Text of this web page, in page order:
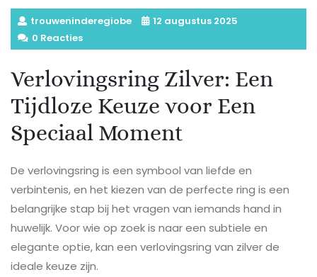
trouweninderegiobe
12 augustus 2025
0 Reacties
Verlovingsring Zilver: Een
Tijdloze Keuze voor Een
Speciaal Moment
De verlovingsring is een symbool van liefde en
verbintenis, en het kiezen van de perfecte ring is een
belangrijke stap bij het vragen van iemands hand in
huwelijk. Voor wie op zoek is naar een subtiele en
elegante optie, kan een verlovingsring van zilver de
ideale keuze zijn.